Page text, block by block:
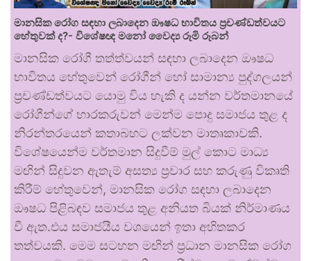
මානසික රෝග සඳහා ලබාදෙන ඖෂධ භාවිතය ප්‍රචණ්ඩත්වයට
හේතුවක් ද?- විශේෂඥ මනෝ වෛද්‍ය රූමි රූබන්
මානසික රෝගී තත්ත්වයන් සඳහා ලබාදෙන ඖෂධ
භාවිතය හේතුවෙන් රෝගීන් හෝ සාමාන්‍ය පුද්ගලයන්
ප්‍රචණ්ඩත්වයට යොමු විය හැකි ද යන්න වර්තමානයේ
රෝගීන්ගේ භාරකරුවන් මෙන්ම පොදු සමාජය තුළ ද
නිරන්තරයෙන් කතාබහට ලක්වන මාතෘකාවකි.
විශේෂයෙන්ම වර්තමාන සිදුවීම් මුල් කොට මාධ්‍ය
මඟින් සිදුවන ඇතැම් අසත්‍ය ප්‍රචාර සහ කරුණු විකෘති
කිරීම් හේතුවෙන්, මානසික රෝග සඳහා ලබාදෙන
ඖෂධ පිළිබඳව සමාජය තුළ අනියත බියක් නිර්මාණය
වී ඇත.එය සමාජයීය වශයෙන් ඉතා අහිතකර
තත්වයකි. මෙම සටහන මඟින් ප්‍රධාන මානසික රෝග